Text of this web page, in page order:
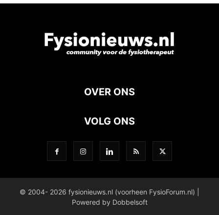
OVER ONS
VOLG ONS
© 2004- 2026 fysionieuws.nl (voorheen FysioForum.nl) |
Powered by Dobbelsoft